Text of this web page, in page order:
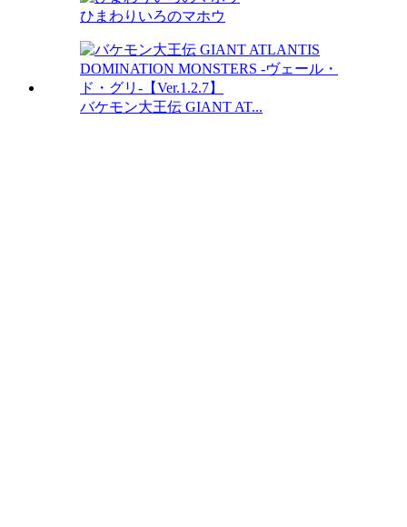
ひまわりいろのマホウ
バケモン大王伝 GIANT AT...